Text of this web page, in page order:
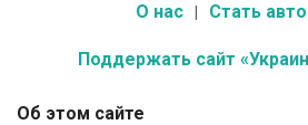
О нас Стать
Поддержать сайт
Об этом сайте